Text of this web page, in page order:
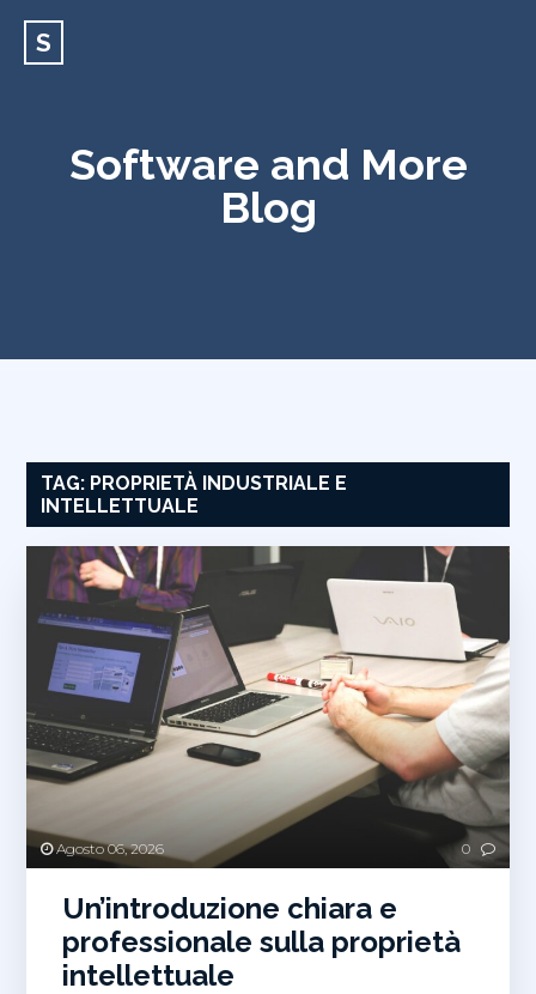
S
Software and More
Blog
TAG: PROPRIETÀ INDUSTRIALE E
INTELLETTUALE
Agosto 06, 2026 0
Un’introduzione chiara e
professionale sulla proprietà
intellettuale